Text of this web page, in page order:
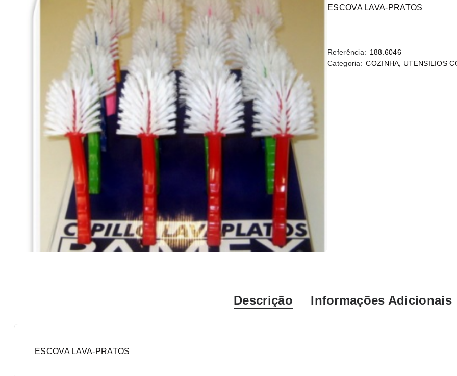
ESCOVA LAVA-PRATOS
Referência: 188.6046
Categoria: COZINHA UTENSILIOS
Descrição Informações Adicionais
ESCOVA LAVA-PRATOS